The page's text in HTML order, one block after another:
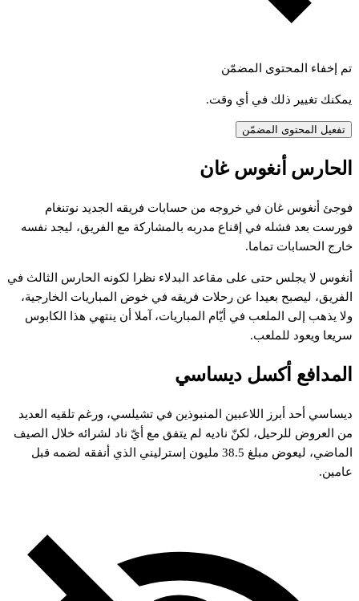
تم إخفاء المحتوى المضمّن
يمكنك تغيير ذلك في أي وقت.
تفعيل المحتوى المضمّن
الحارس أنغوس غان
فوجئ أنغوس غان في خروجه من حسابات فريقه الجديد نوتنغام
فورست بعد فشله في إقناع مدربه بالمشاركة مع الفريق، ليجد نفسه
خارج الحسابات تماما.
أنغوس لا يجلس حتى على مقاعد البدلاء نظرا لكونه الحارس الثالث في
الفريق، ليصبح بعيدا عن رحلات فريقه في خوض المباريات الخارجية،
ولا يذهب إلى الملعب في أيّام المباريات، آملا أن ينتهي هذا الكابوس
سريعا ويعود للملعب.
المدافع أكسل ديساسي
ديساسي أحد أبرز اللاعبين المنبوذين في تشيلسي، ورغم تلقيه العديد
من العروض للرحيل، لكنّ ناديه لم يتفق مع أيّ ناد لشرائه خلال الصيف
الماضي، ليعوض مبلغ 38.5 مليون إسترليني الذي أنفقه لضمه قبل
عامين.